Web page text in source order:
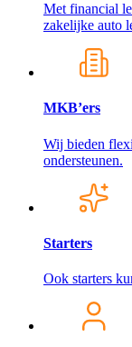
Met financial
zakelijke auto
MKB’ers
Wij bieden
ondersteunen.
Starters
Ook starters